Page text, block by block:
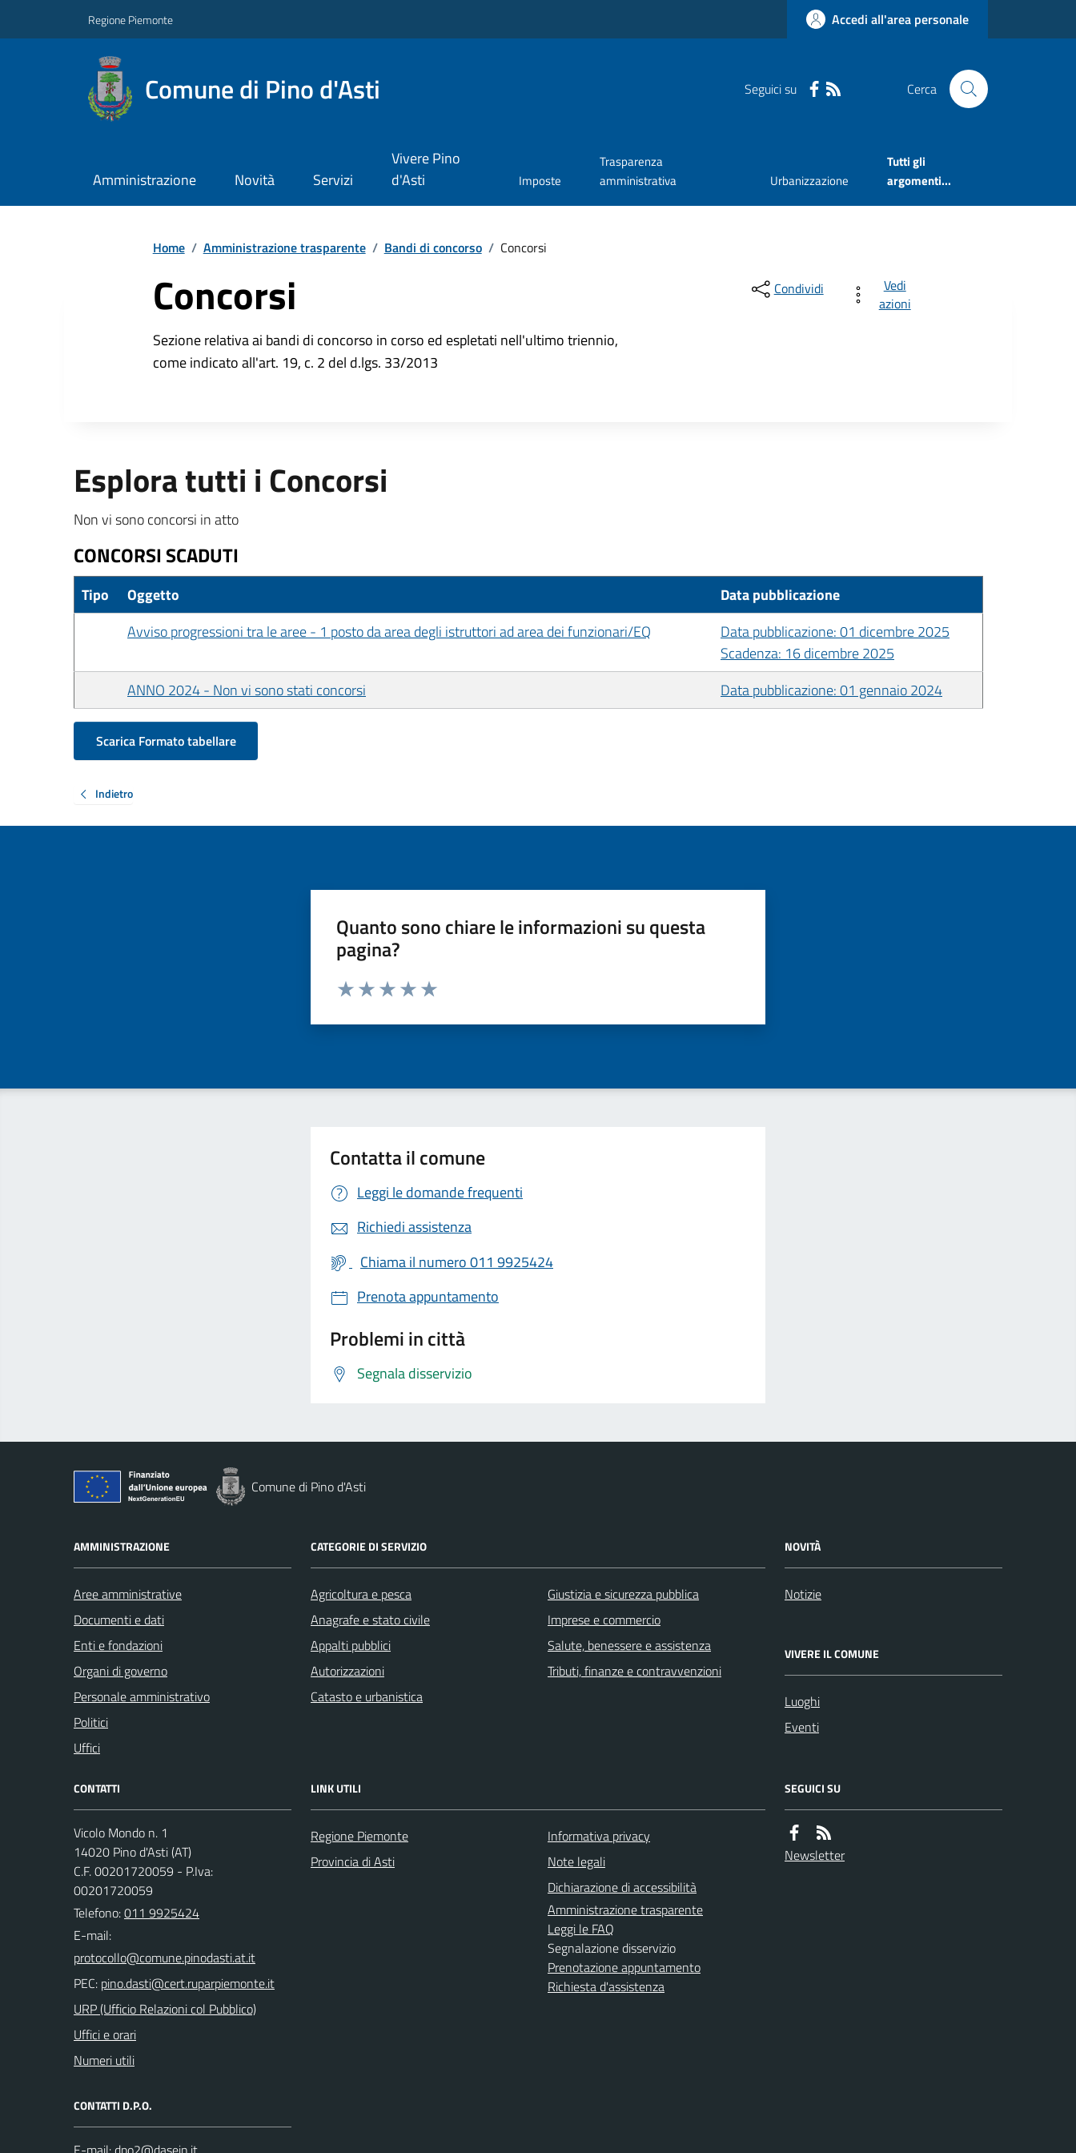
Regione Piemonte Accedi all'area personale
Comune di Pino d'Asti Seguici su Cerca
Amministrazione Novità Servizi
Vivere Pino
d'Asti
Imposte
Trasparenza
amministrativa
Urbanizzazione
Tutti gli
argomenti...
Home / Amministrazione trasparente / Bandi di concorso / Concorsi
Concorsi
Sezione relativa ai bandi di concorso in corso ed espletati nell'ultimo triennio,
come indicato all'art. 19, c. 2 del d.lgs. 33/2013
Condividi
Vedi
azioni
Esplora tutti i Concorsi
Non vi sono concorsi in atto
CONCORSI SCADUTI
Tipo Oggetto
Data pubblicazione
Avviso progressioni tra le aree - 1 posto da area degli istruttori ad area dei funzionari/EQ
Data pubblicazione: 01 dicembre 2025
Scadenza: 16 dicembre 2025
ANNO 2024 - Non vi sono stati concorsi
Data pubblicazione: 01 gennaio 2024
Scarica Formato tabellare
Indietro
Quanto sono chiare le informazioni su questa
pagina?
Valuta da 1 a 5 stelle la pagina
Contatta il comune
Leggi le domande frequenti
Richiedi assistenza
Chiama il numero 011 9925424
Prenota appuntamento
Problemi in città
Segnala disservizio
Comune di Pino d'Asti
AMMINISTRAZIONE
Aree amministrative
Documenti e dati
Enti e fondazioni
Organi di governo
Personale amministrativo
Politici
Uffici
CATEGORIE DI SERVIZIO
Agricoltura e pesca
Anagrafe e stato civile
Appalti pubblici
Autorizzazioni
Catasto e urbanistica
Giustizia e sicurezza pubblica
Imprese e commercio
Salute, benessere e assistenza
Tributi, finanze e contravvenzioni
NOVITÀ
Notizie
VIVERE IL COMUNE
Luoghi
Eventi
CONTATTI
Vicolo Mondo n. 1
14020 Pino d'Asti (AT)
C.F. 00201720059 - P.Iva:
00201720059
Telefono:011 9925424
E-mail:
PEC:
URP (Ufficio Relazioni col Pubblico)
Uffici e orari
Numeri utili
CONTATTI D.P.O.
LINK UTILI
Regione Piemonte
Provincia di Asti
Informativa privacy
Note legali
Dichiarazione di accessibilità
Amministrazione trasparente
Leggi le FAQ
Segnalazione disservizio
Prenotazione appuntamento
Richiesta d'assistenza
SEGUICI SU
Newsletter